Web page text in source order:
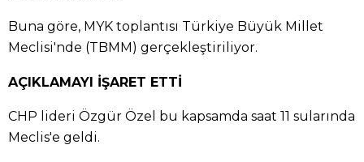
Buna göre, MYK toplantısı Türkiye Büyük Millet
Meclisi'nde (TBMM) gerçekleştiriliyor.
AÇIKLAMAYI İŞARET ETTİ
CHP lideri Özgür Özel bu kapsamda saat 11 sularında
Meclis'e geldi.